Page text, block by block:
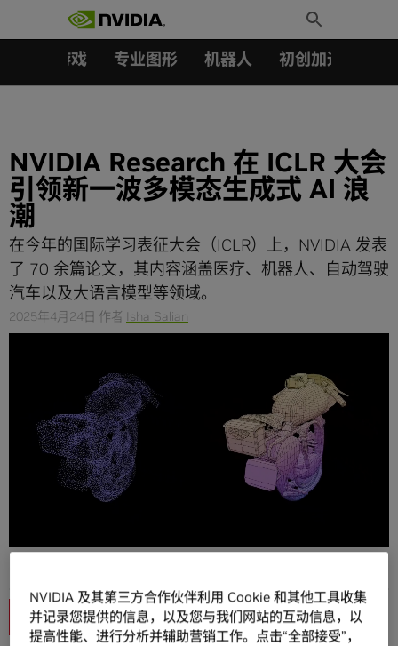
Toggle
Search
游戏 专业图形 机器人 初创加速会员成
NVIDIA Research 在 ICLR 大会
引领新一波多模态生成式 AI 浪
潮​
在今年的国际学习表征大会（ICLR）上，NVIDIA 发表
了 70 余篇论文，其内容涵盖医疗、机器人、自动驾驶
汽车以及大语言模型等领域。
2025年4月24日 作者 Isha Salian
NVIDIA 及其第三方合作伙伴利用 Cookie 和其他工具收集
并记录您提供的信息，以及您与我们网站的互动信息，以
提高性能、进行分析并辅助营销工作。点击“全部接受”，